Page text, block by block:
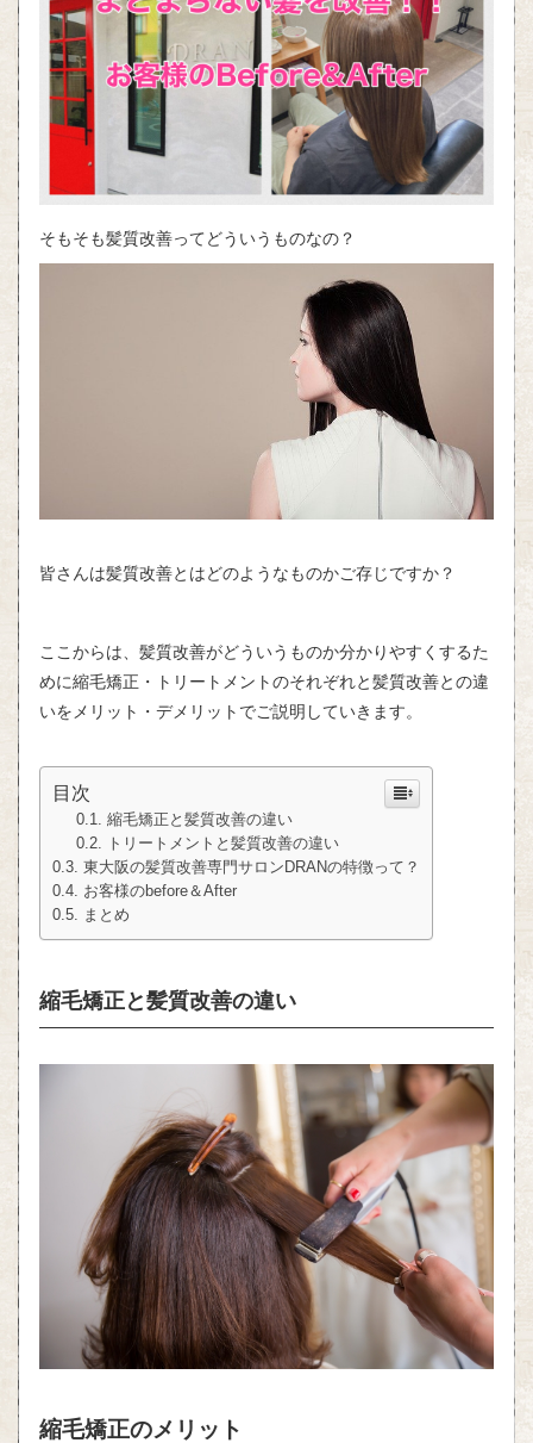
そもそも髪質改善ってどういうものなの？
皆さんは髪質改善とはどのようなものかご存じですか？
ここからは、髪質改善がどういうものか分かりやすくするた
めに縮毛矯正・トリートメントのそれぞれと髪質改善との違
いをメリット・デメリットでご説明していきます。
目次
縮毛矯正と髪質改善の違い
トリートメントと髪質改善の違い
東大阪の髪質改善専門サロンDRANの特徴って？
お客様のbefore＆After
まとめ
縮毛矯正と髪質改善の違い
縮毛矯正のメリット